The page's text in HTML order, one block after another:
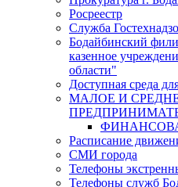
Росреестр
Служба
Бодайбинский
казенное
области"
Доступная среда
МАЛОЕ И
Расписание
СМИ города
Телефоны
Телефоны служб